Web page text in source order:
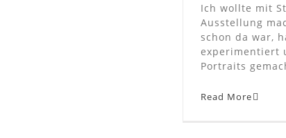
Ich wollte mit
Ausstellung
schon da war,
experimentiert
Portraits
Read More